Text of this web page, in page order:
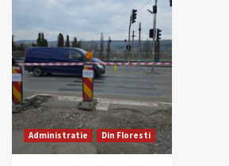
Administratie Din Floresti